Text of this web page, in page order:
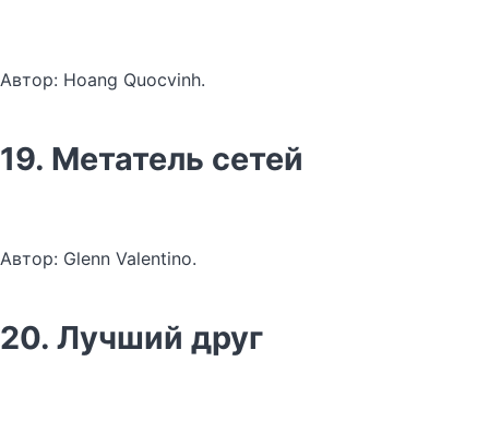
Автор: Hoang Quocvinh.
19. Метатель сетей
Автор: Glenn Valentino.
20. Лучший друг